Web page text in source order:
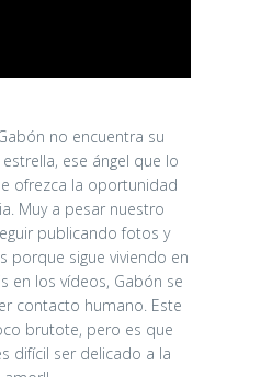
no encuentra su
ese ángel que lo
ofrezca la oportunidad
Muy a pesar nuestro
publicando fotos y
porque sigue viviendo en
en los vídeos, Gabón se
contacto humano. Este
brutote, pero es que
difícil ser delicado a la